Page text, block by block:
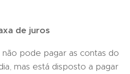
de juros
pode pagar as contas do
mas está disposto a pagar